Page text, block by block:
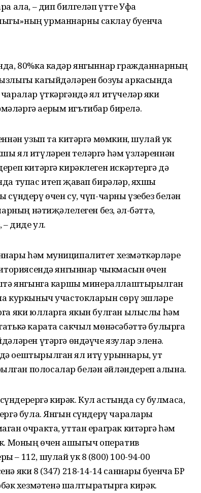
ала, – дип билгеләп үтте Уфа
урманнарны саклау буенча
80%ка кадәр янгыннар гражданнарның
кагыйдәләрен бозуы аркасында
үткәргәндә ял итүчеләр яки
аерым игътибар бирелә.
узып та китәргә мөмкин, шулай ук
ял итүләрен теләргә һәм үзләреннән
китәргә кирәклеген искәртергә дә
тупас итеп җавап бирәләр, яхшы
өчен су, чүп-чарны үзебез белән
нәтиҗәлелеген без, әл-бәттә,
диде ул.
һәм муниципалитет хезмәткәрләре
янгыннар чыкмасын өчен
янгынга каршы минераллаштырылган
куркыныч участокларын сөрү эшләре
яки юлларга якын булган ылыслы һәм
карата сакчыл мөнәсәбәттә булырга
үтәргә өндәүче язулар эленә. Ә
оештырылган ял итү урыннары, ут
полосалар белән әйләндереп алына.
кирәк. Кул астында су булмаса,
була. Янгын сүндерү чаралары
очракта, уттан ераграк китәргә һәм
Моның өчен ашыгыч оператив
– 112, шулай ук 8 (800) 100-94-00
яки 8 (347) 218-14-14 саннары буенча БР
хезмәтенә шалтыратырга кирәк.